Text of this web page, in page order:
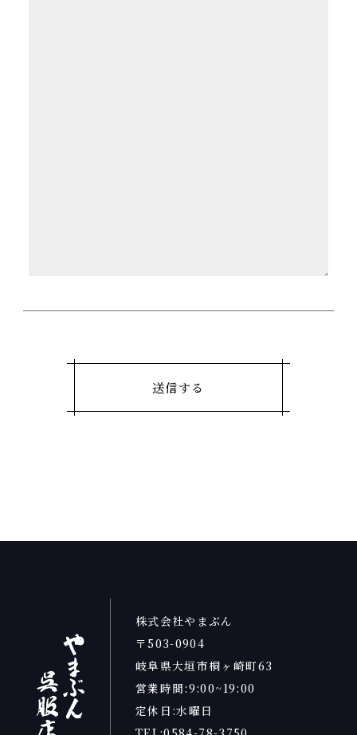
株式会社やまぶん
〒503-0904
岐阜県大垣市桐ヶ崎町63
営業時間:9:00~19:00
定休日:水曜日